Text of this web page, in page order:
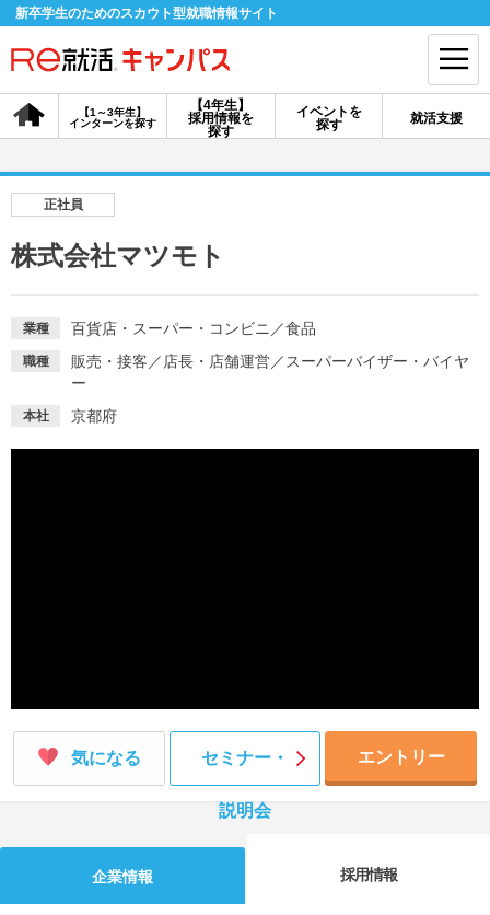
新卒学生のためのスカウト型就職情報サイト
【4年生】
採用情報を
探す
【1～3年生】
インターンを探す
イベントを
探す
就活支援
会員登録 ログイン
採用情報を探す
説明会を探す
正社員
株式会社マツモト
業種 百貨店・スーパー・コンビニ ／食品
職種 販売・接客 ／ 店長・店舗運営／ スーパーバイザー・バイヤ
ー
本社 京都府
気になる セミナー・
説明会
エントリー
企業情報 採用情報